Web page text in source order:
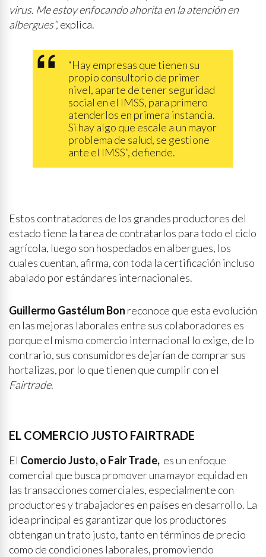
virus. Me estoy enfocando ahorita en la atención en
albergues”,explica.
“Hay empresas que tienen su
propio consultorio de primer
nivel, aparte de tener seguridad
social en el IMSS, para primero
atenderlos en primera instancia.
Si hay algo que escale a un mayor
problema de salud, se gestione
ante el IMSS”, defiende.
Estos contratadores de los grandes productores del
estado tiene la tarea de contratarlos para todo el ciclo
agrícola, luego son hospedados en albergues, los
cuales cuentan, afirma, con toda la certificación incluso
abalado por estándares internacionales.
Guillermo Gastélum Bon reconoce que esta evolución
en las mejoras laborales entre sus colaboradores es
porque el mismo comercio internacional lo exige, de lo
contrario, sus consumidores dejarían de comprar sus
hortalizas, por lo que tienen que cumplir con el
Fairtrade.
EL COMERCIO JUSTO FAIRTRADE
El Comercio Justo, o Fair Trade, es un enfoque
comercial que busca promover una mayor equidad en
las transacciones comerciales, especialmente con
productores y trabajadores en países en desarrollo. La
idea principal es garantizar que los productores
obtengan un trato justo, tanto en términos de precio
como de condiciones laborales, promoviendo